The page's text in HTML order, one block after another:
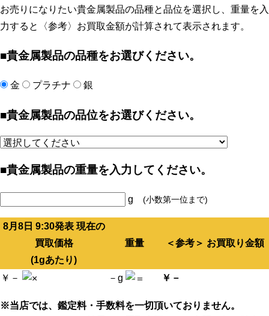
お売りになりたい貴金属製品の品種と品位を選択し、重量を入
力すると〈参考〉お買取金額が計算されて表示されます。
■貴金属製品の品種をお選びください。
金 プラチナ 銀
■貴金属製品の品位をお選びください。
■貴金属製品の重量を入力してください。
g (小数第一位まで)
8月8日 9:30発表 現在の
買取価格
(1gあたり)
重量 ＜参考＞ お買取り金額
￥ － － g ￥ －
※当店では、鑑定料・手数料を一切頂いておりません。